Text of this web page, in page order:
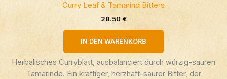
Curry Leaf & Tamarind Bitters
28.50 €
IN DEN WARENKORB
Herbalisches Curryblatt, ausbalanciert durch würzig-sauren
Tamarinde. Ein kräftiger, herzhaft-saurer Bitter, der